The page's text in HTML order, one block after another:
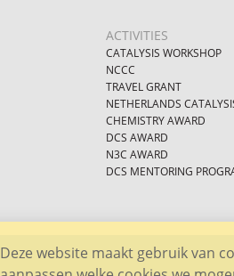
ACTIVITIES
CATALYSIS WORKSHOP
NCCC
TRAVEL GRANT
NETHERLANDS
CHEMISTRY AWARD
DCS AWARD
N3C AWARD
DCS MENTORING
Deze website maakt gebruik van